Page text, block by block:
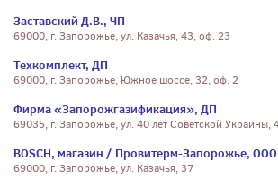
Заставский Д.В., ЧП
69000, г. Запорожье, ул. Казачья, 43, оф. 23
Техкомплект, ДП
69000, г. Запорожье, Южное шоссе, 32, оф. 2
Фирма «Запорожгазификация», ДП
69035, г. Запорожье, ул. 40 лет Советской Украины,
BOSCH, магазин / Провитерм-Запорожье, ООО
69000, г. Запорожье, ул. Казачья, 37